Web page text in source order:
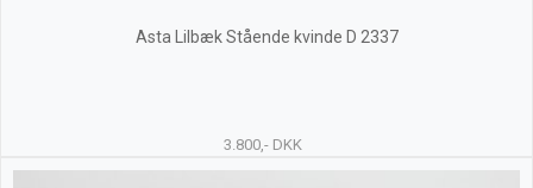
Asta Lilbæk Stående kvinde D 2337
3.800,- DKK